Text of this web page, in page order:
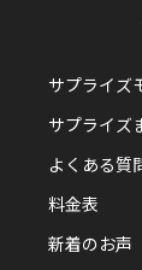
サプライズ
サプライズ
よくある質
料金表
新着のお声